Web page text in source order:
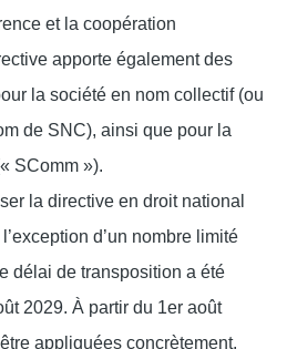
et la coopération
apporte également des
la société en nom collectif (ou
de SNC), ainsi que pour la
SComm »).
la directive en droit national
l’exception d’un nombre limité
délai de transposition a été
2029. À partir du 1er août
appliquées concrètement.